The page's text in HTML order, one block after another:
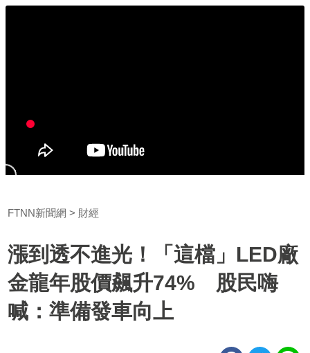
FTNN新聞網 財經
漲到透不進光！「這檔」LED廠
金龍年股價飆升74% 股民嗨
喊：準備發車向上